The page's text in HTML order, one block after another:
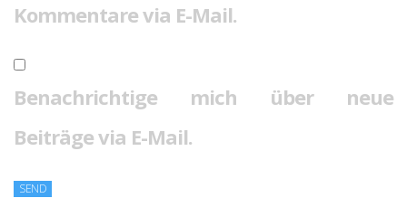
Kommentare via E-Mail.
Benachrichtige mich über neue
Beiträge via E-Mail.